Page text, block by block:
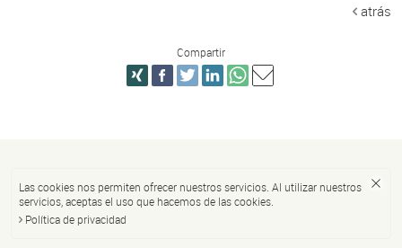
atrás
Compartir
Las cookies nos permiten ofrecer nuestros servicios. Al utilizar nuestros
servicios, aceptas el uso que hacemos de las cookies.
Política de privacidad